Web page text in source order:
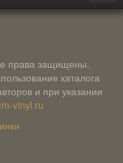
права защищены.
каталога
и при указании
vinyl.ru